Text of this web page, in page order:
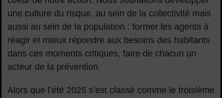
une culture du risque, au sein de la collectivité mais
aussi au sein de la population : former les agents à
réagir et mieux répondre aux besoins des habitants
dans ces moments critiques, faire de chacun un
acteur de la prévention.
Alors que l’été 2025 s’est classé comme le troisième